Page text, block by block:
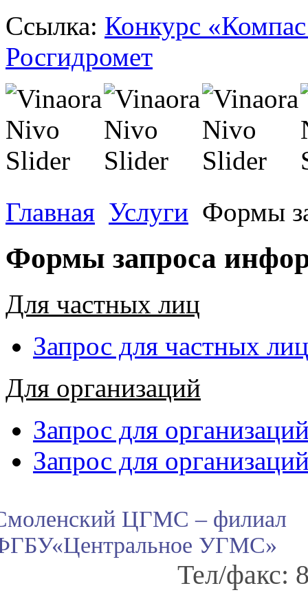
Ссылка: Конкурс
Росгидромет
Главная Услуги Формы
Формы запроса
Для частных лиц
Запрос для частных лиц
Для организаций
Запрос для
Запрос для
ЦГМС – филиал
УГМС»
Тел/факс: